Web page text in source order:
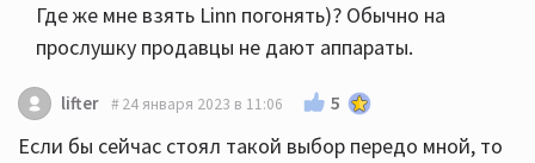
Где же мне взять Linn погонять)? Обычно на
прослушку продавцы не дают аппараты.
lifter 24 января 2023 в 11:06 5
Если бы сейчас стоял такой выбор передо мной, то